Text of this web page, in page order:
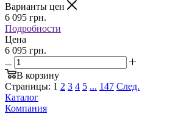
Варианты цен
6 095 грн.
Подробности
Цена
6 095 грн.
В корзину
Страницы: 1 2 3 4 5 ... 147 След.
Каталог
Компания